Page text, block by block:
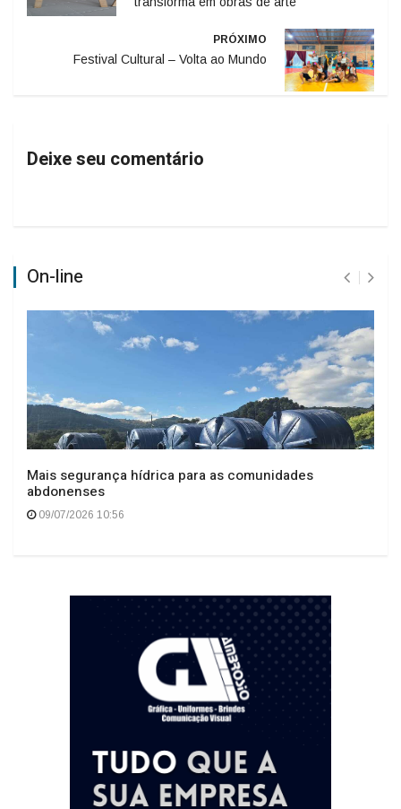
PRÓXIMO
Festival Cultural – Volta ao Mundo
Deixe seu comentário
On-line
Mais segurança hídrica para as comunidades
abdonenses
09/07/2026 10:56